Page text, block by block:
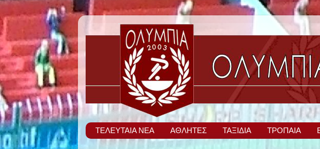
ΤΕΛΕΥΤΑΙΑ ΝΕΑ ΑΘΛΗΤΕΣ ΤΑΞΙΔΙΑ ΤΡΟΠΑΙΑ